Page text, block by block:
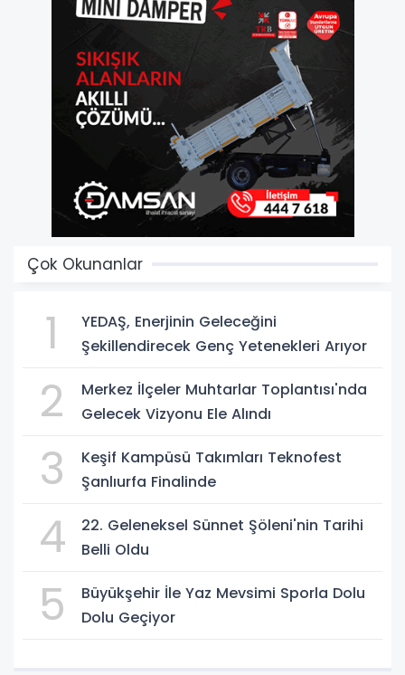
Çok Okunanlar
1
YEDAŞ, Enerjinin Geleceğini
Şekillendirecek Genç Yetenekleri Arıyor
2
Merkez İlçeler Muhtarlar Toplantısı'nda
Gelecek Vizyonu Ele Alındı
3
Keşif Kampüsü Takımları Teknofest
Şanlıurfa Finalinde
4
22. Geleneksel Sünnet Şöleni'nin Tarihi
Belli Oldu
5
Büyükşehir İle Yaz Mevsimi Sporla Dolu
Dolu Geçiyor